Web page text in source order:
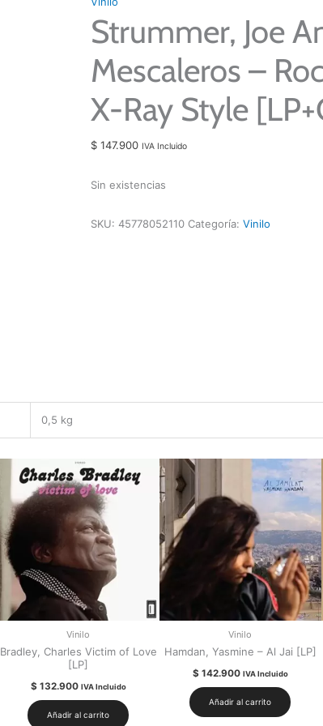
Strummer, Joe
Mescaleros –
X-Ray Style
$ 147.900 IVA Incluido
Sin existencias
SKU:45778052110 Categoría:Vinilo
0,5 kg
Vinilo
Bradley, Charles Victim of Love
[LP]
$132.900 IVA Incluido
Añadir al carrito
Vinilo
Hamdan, Yasmine – Al Jai [LP]
$142.900 IVA Incluido
Añadir al carrito